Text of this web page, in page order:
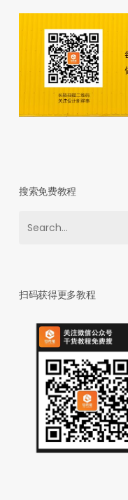
搜索免费教程
扫码获得更多教程